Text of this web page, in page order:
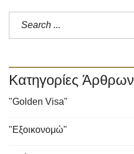
Κατηγορίες Άρθρων
"Golden Visa"
"Εξοικονομώ"